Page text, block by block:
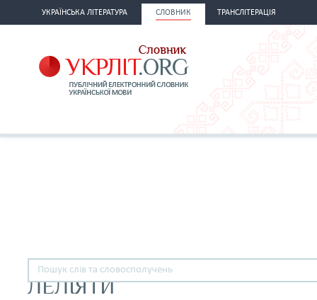
УКРАЇНСЬКА ЛІТЕРАТУРА СЛОВНИК ТРАНСЛІТЕРАЦІЯ
ЛЕЛІЯТИ